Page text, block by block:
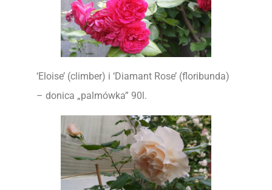
‘Eloise’ (climber) i ‘Diamant Rose’ (floribunda)
– donica „palmówka” 90l.